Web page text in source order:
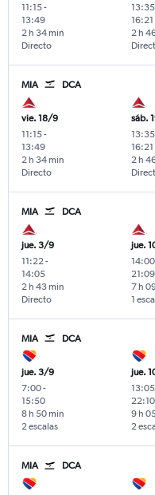
11:15-
13:49
Directo
2 h 34 min
13:35
16:21
2 h
MIA DCA
vie. 18/9
11:15-
13:49
Directo
2 h 34 min
sáb.
13:35
16:21
2 h
MIA DCA
jue. 3/9
11:22-
14:05
Directo
2 h 43 min
jue.
14:00
21:09
1
7 h
MIA DCA
jue. 3/9
7:00-
15:50
2 escalas
8 h 50 min
jue.
13:05
22:10
2
9 h
MIA DCA